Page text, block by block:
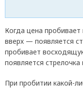
Когда цена
вверх — появляется
пробивает
появляется
При пробитии какой-